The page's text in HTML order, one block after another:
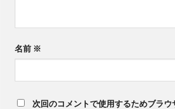
名前 ※
次回のコメントで使用するためブラウ